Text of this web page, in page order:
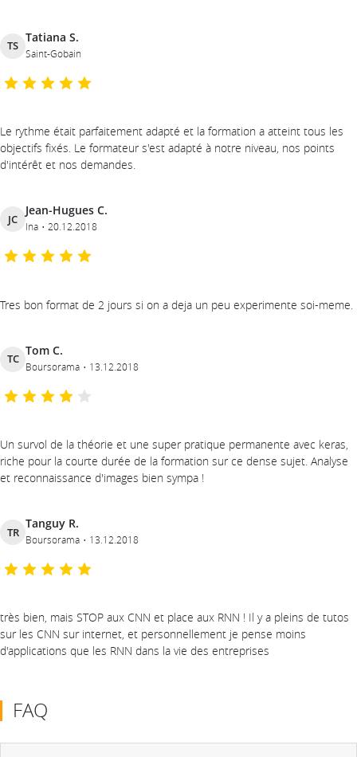
TS
Tatiana S.
Saint-Gobain
Le rythme était parfaitement adapté et la formation a atteint tous les
objectifs fixés. Le formateur s'est adapté à notre niveau, nos points
d'intérêt et nos demandes.
JC
Jean-Hugues C.
Ina 20.12.2018
Tres bon format de 2 jours si on a deja un peu experimente soi-meme.
TC
Tom C.
Boursorama 13.12.2018
Un survol de la théorie et une super pratique permanente avec keras,
riche pour la courte durée de la formation sur ce dense sujet. Analyse
et reconnaissance d'images bien sympa !
TR
Tanguy R.
Boursorama 13.12.2018
très bien, mais STOP aux CNN et place aux RNN ! Il y a pleins de tutos
sur les CNN sur internet, et personnellement je pense moins
d'applications que les RNN dans la vie des entreprises
FAQ